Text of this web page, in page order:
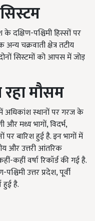
दक्षिण-पश्चिमी हिस्सों पर
चक्रवाती क्षेत्र तटीय
सिस्टमों को आपस में जोड़
मौसम
अधिकांश स्थानों पर गरज के
और मध्य भागों, विदर्भ,
पर बारिश हुई है. इन भागों में
और उत्तरी आंतरिक
वर्षा रिकॉर्ड की गई है.
उत्तर प्रदेश, पूर्वी
हुई है.